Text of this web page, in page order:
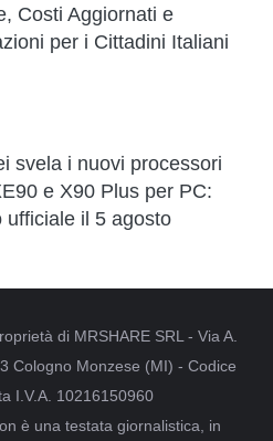
Costi Aggiornati e
per i Cittadini Italiani
svela i nuovi processori
e X90 Plus per PC:
ufficiale il 5 agosto
di MRSHARE SRL - Via A.
Cologno Monzese (MI) - Codice
I.V.A. 10216150960
è una testata giornalistica, in